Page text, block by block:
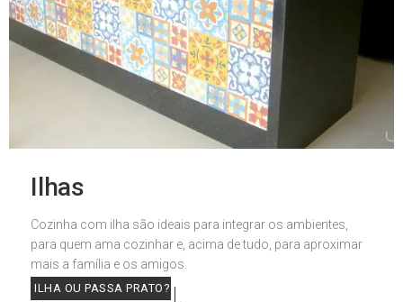
Ilhas
Cozinha com ilha são ideais para integrar os ambientes,
para quem ama cozinhar e, acima de tudo, para aproximar
mais a família e os amigos.
ILHA OU PASSA PRATO?